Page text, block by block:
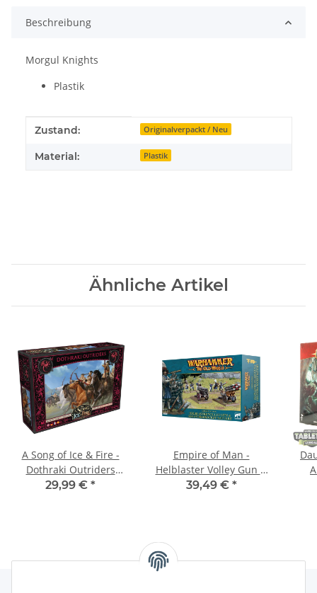
Beschreibung
Morgul Knights
Plastik
Produkteigenschaft
Wert
Zustand: Originalverpackt / Neu
Material: Plastik
Ähnliche Artikel
A Song of Ice & Fire -
Dothraki Outriders
(Vorreiter der Dothraki) -
29,99 € *
Empire of Man -
Helblaster Volley Gun &
Helstorm Rocket Battery
39,49 € *